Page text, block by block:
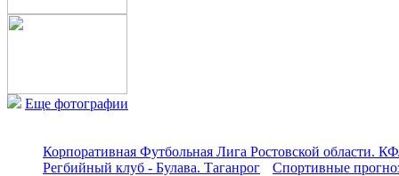
Еще фотографии
Корпоративная Футбольная Лига Ростовской области.
Регбийный клуб - Булава. Таганрог
Спортивные